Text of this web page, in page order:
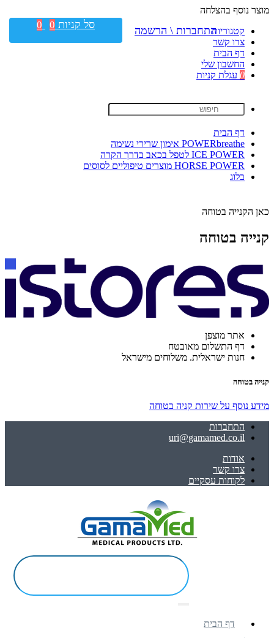
מוצר נוסף בהצלחה
קטגוריות
צרו קשר
דף הבית
החשבון שלי
0 עגלת קניות
דף הבית
POWERbreathe אימון שרירי נשימה
ICE POWER לטפל בכאב בדרך הקרה
HORSE POWER מוצרים טיפוליים לסוסים
בלוג
כאן הקנייה בטוחה
קנייה בטוחה
אתר מוצפן
דף התשלום מאובטח
חנות ישראלית. משלוחים מישראל
קנייה בטוחה
מידע נוסף על שירות קניה בטוחה
התחברות
uri@gamamed.co.il
אודות
צרו קשר
לקוחות עסקיים
התחברות \ הרשמה סל קניות 0
0
דף הבית